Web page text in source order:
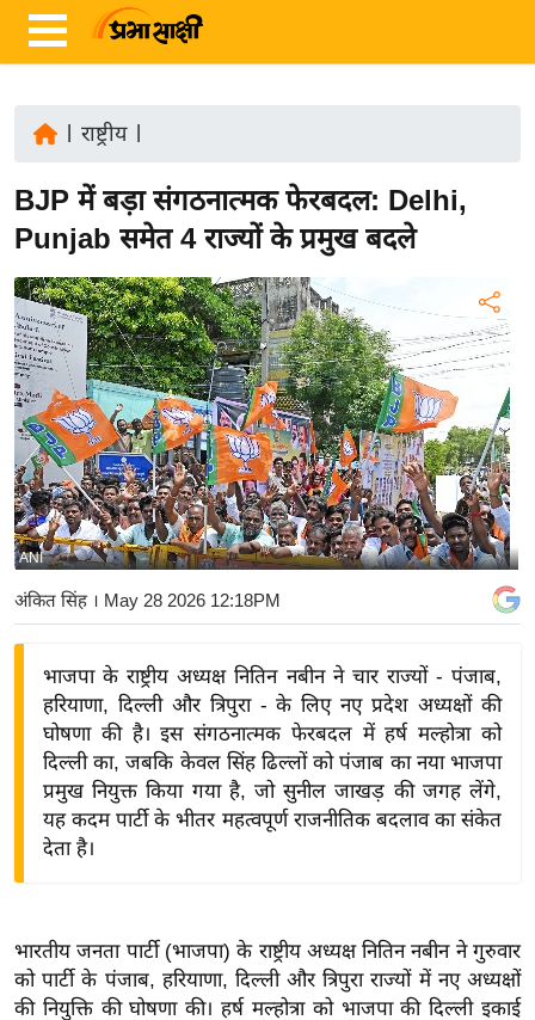
ज़ा
ख
र
रा
ष्ट्री
य
अं
त
र्रा
ष्ट्री
य
बि
ज़
द्यो
शे
ष
राष्ट्रीय|
BJP में बड़ा संगठनात्मक फेरबदल: Delhi,
Punjab समेत 4 राज्यों के प्रमुख बदले
ANI
अंकित सिंह। May 28 2026 12:18PM
भाजपा के राष्ट्रीय अध्यक्ष नितिन नबीन ने चार राज्यों - पंजाब,
हरियाणा, दिल्ली और त्रिपुरा - के लिए नए प्रदेश अध्यक्षों की
घोषणा की है। इस संगठनात्मक फेरबदल में हर्ष मल्होत्रा ​​को
दिल्ली का, जबकि केवल सिंह ढिल्लों को पंजाब का नया भाजपा
प्रमुख नियुक्त किया गया है, जो सुनील जाखड़ की जगह लेंगे,
यह कदम पार्टी के भीतर महत्वपूर्ण राजनीतिक बदलाव का संकेत
देता है।
भारतीय जनता पार्टी (भाजपा) के राष्ट्रीय अध्यक्ष नितिन नबीन ने गुरुवार
को पार्टी के पंजाब, हरियाणा, दिल्ली और त्रिपुरा राज्यों में नए अध्यक्षों
की नियुक्ति की घोषणा की। हर्ष मल्होत्रा ​​को भाजपा की दिल्ली इकाई